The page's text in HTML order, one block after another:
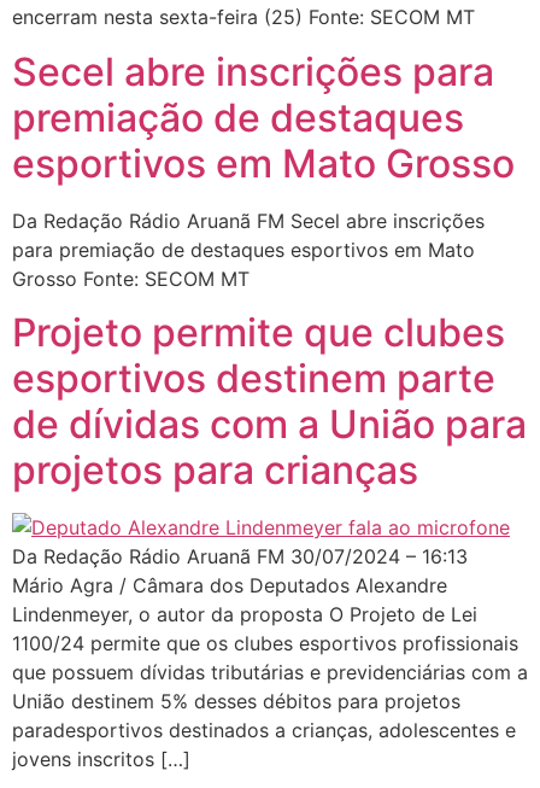
encerram nesta sexta-feira (25) Fonte: SECOM MT
Secel abre inscrições para
premiação de destaques
esportivos em Mato Grosso
Da Redação Rádio Aruanã FM Secel abre inscrições
para premiação de destaques esportivos em Mato
Grosso Fonte: SECOM MT
Projeto permite que clubes
esportivos destinem parte
de dívidas com a União para
projetos para crianças
Da Redação Rádio Aruanã FM 30/07/2024 – 16:13
Mário Agra / Câmara dos Deputados Alexandre
Lindenmeyer, o autor da proposta O Projeto de Lei
1100/24 permite que os clubes esportivos profissionais
que possuem dívidas tributárias e previdenciárias com a
União destinem 5% desses débitos para projetos
paradesportivos destinados a crianças, adolescentes e
jovens inscritos […]